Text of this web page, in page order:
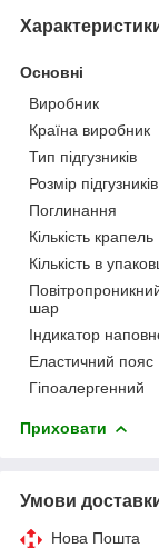
Основні
Виробник
Країна виробник
Тип підгузників
Розмір підгузників
Поглинання
Кількість крапель
Кількість в
шар
Індикатор
Еластичний пояс
Гіпоалергенний
Приховати
Умови
Нова Пошта